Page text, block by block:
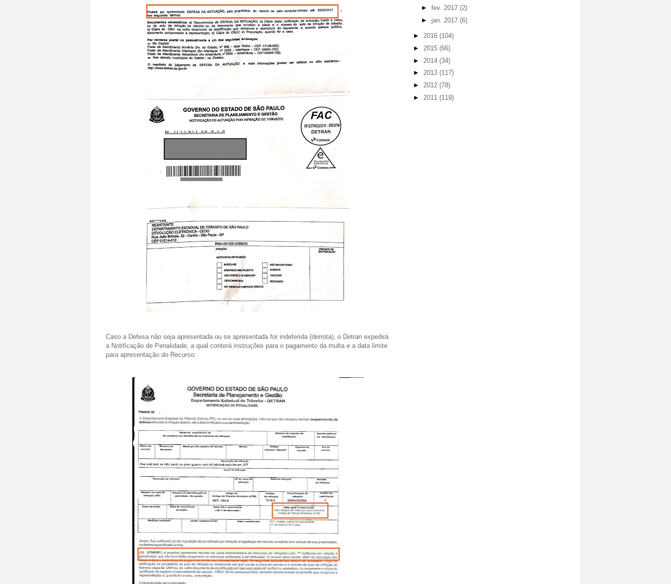
Caso a Defesa não seja apresentada ou se apresentada for indeferida (derrota), o Detran expedirá
a Notificação de Penalidade, a qual conterá instruções para o pagamento da multa e a data limite
para apresentação do Recurso:
► fev. 2017 (2)
► jan. 2017 (6)
► 2016 (104)
► 2015 (66)
► 2014 (34)
► 2013 (117)
► 2012 (78)
► 2011 (119)